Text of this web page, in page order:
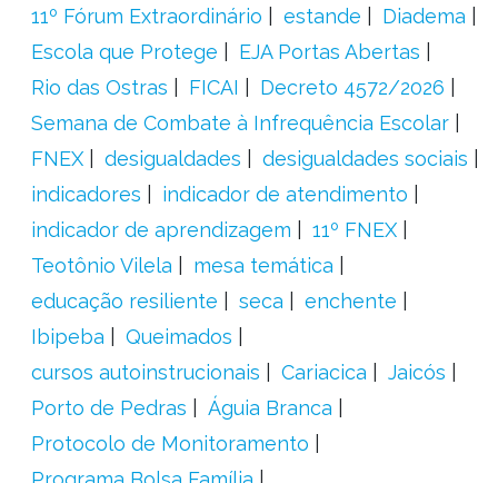
11º Fórum Extraordinário
estande
Diadema
Escola que Protege
EJA Portas Abertas
Rio das Ostras
FICAI
Decreto 4572/2026
Semana de Combate à Infrequência Escolar
FNEX
desigualdades
desigualdades sociais
indicadores
indicador de atendimento
indicador de aprendizagem
11º FNEX
Teotônio Vilela
mesa temática
educação resiliente
seca
enchente
Ibipeba
Queimados
cursos autoinstrucionais
Cariacica
Jaicós
Porto de Pedras
Águia Branca
Protocolo de Monitoramento